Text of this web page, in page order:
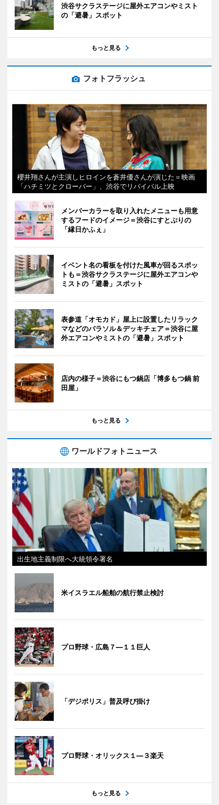
渋谷サクラステージに屋外エアコンやミスト
の「避暑」スポット
もっと見る
フォトフラッシュ
櫻井翔さんが主演しヒロインを蒼井優さんが演じた＝映画
「ハチミツとクローバー」、渋谷でリバイバル上映
メンバーカラーを取り入れたメニューも用意
するフードのイメージ＝渋谷にすとぷりの
「縁日かふぇ」
イベント名の看板を付けた風車が回るスポッ
トも＝渋谷サクラステージに屋外エアコンや
ミストの「避暑」スポット
表参道「オモカド」屋上に設置したリラック
マなどのパラソル＆デッキチェア＝渋谷に屋
外エアコンやミストの「避暑」スポット
店内の様子＝渋谷にもつ鍋店「博多もつ鍋 前
田屋」
もっと見る
ワールドフォトニュース
出生地主義制限へ大統領令署名
米イスラエル船舶の航行禁止検討
プロ野球・広島７―１１巨人
「デジポリス」普及呼び掛け
プロ野球・オリックス１―３楽天
もっと見る